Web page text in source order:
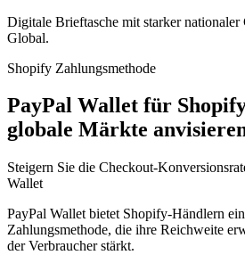
Digitale Brieftasche mit starker
Global.
Shopify Zahlungsmethode
PayPal Wallet für
globale Märkte
Steigern Sie die Checkout-
Wallet
PayPal Wallet bietet Shopify-Händlern
Zahlungsmethode, die ihre Reichweite
der Verbraucher stärkt.